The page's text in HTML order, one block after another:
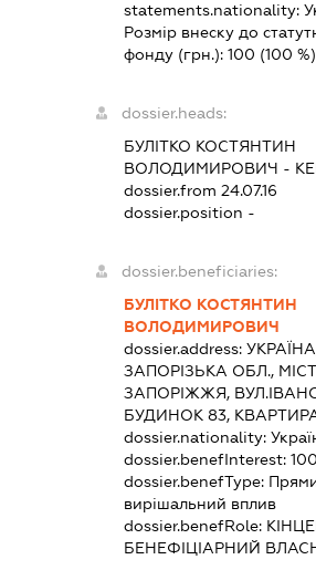
statements.nationality:
Розмір внеску до
фонду (грн.):100 (100 %)
dossier.heads:
БУЛІТКО КОСТЯНТИН
ВОЛОДИМИРОВИЧ -
dossier.from 24.07.16
dossier.position -
dossier.beneficiaries:
БУЛІТКО КОСТЯНТИН
ВОЛОДИМИРОВИЧ
dossier.address:
ЗАПОРІЗЬКА ОБЛ.,
ЗАПОРІЖЖЯ,
БУДИНОК 83,
dossier.nationality:
dossier.benefInterest:100
dossier.benefType:
вирішальний вплив
dossier.benefRole:
БЕНЕФІЦІАРНИЙ